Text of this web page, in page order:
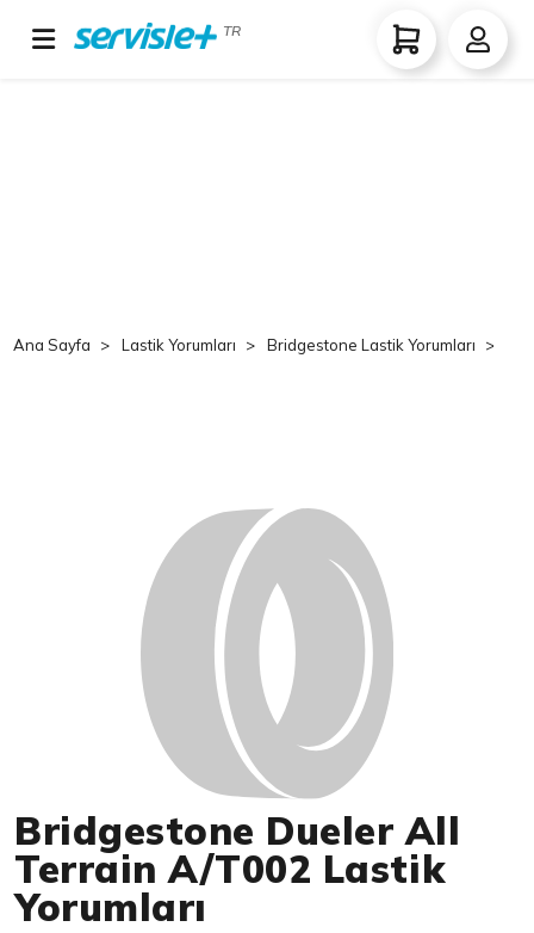
TR
Ana Sayfa Lastik Yorumları Bridgestone Lastik Yorumları
Bridgestone Dueler All
Terrain A/T002 Lastik
Yorumları